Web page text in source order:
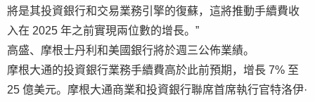
將是其投資銀行和交易業務引擎的復蘇，這將推動手續費收
入在 2025 年之前實現兩位數的增長。”
高盛、摩根士丹利和美國銀行將於週三公佈業績。
摩根大通的投資銀行業務手續費高於此前預期，增長 7% 至
25 億美元。摩根大通商業和投資銀行聯席首席執行官特洛伊·